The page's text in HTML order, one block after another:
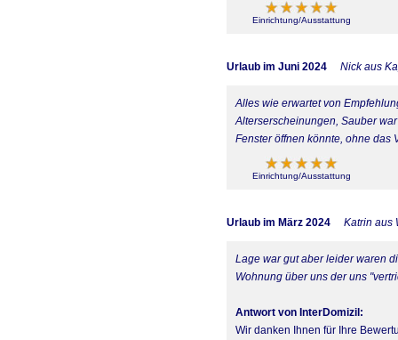
Einrichtung/Ausstattung
Urlaub im Juni 2024 Nick aus
Alles wie erwartet von
Alterserscheinungen, Sauber
Fenster öffnen könnte, ohne das
Einrichtung/Ausstattung
Urlaub im März 2024 Katrin aus
Lage war gut aber leider waren
Wohnung über uns der uns
Antwort von InterDomizil:
Wir danken Ihnen für Ihre